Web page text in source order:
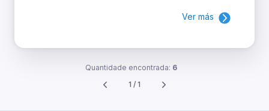
Ver más
Quantidade encontrada: 6
1 / 1